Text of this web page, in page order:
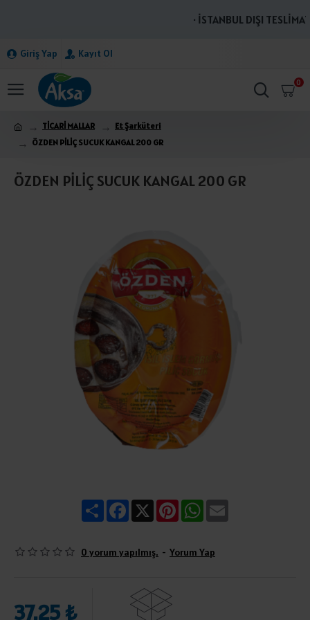
· İSTANBUL DIŞI
Giriş Yap Kayıt Ol
0
TİCARİ MALLAR
Et Şarküteri
ÖZDEN PİLİÇ SUCUK KANGAL 200 GR
ÖZDEN PİLİÇ SUCUK KANGAL 200 GR
ShareFacebook
X PinterestWhatsApp
0 yorum yapılmış. - Yorum Yap
37,25 ₺